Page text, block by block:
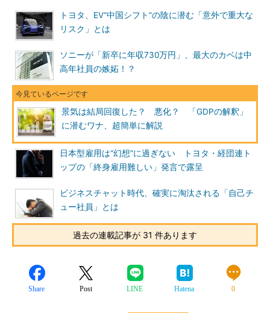
トヨタ、EV“中国シフト”の陰に潜む「意外で重大な
リスク」とは
ソニーが「新卒に年収730万円」、最大のカベは中
高年社員の嫉妬！？
景気は結局回復した？ 悪化？ 「GDPの解釈」
に潜むワナ、超簡単に解説
日本型雇用は“幻想”に過ぎない トヨタ・経団連ト
ップの「終身雇用難しい」発言で露呈
ビジネスチャット時代、確実に淘汰される「自己チ
ュー社員」とは
過去の連載記事が 31 件あります
Share Post LINE Hatena 0